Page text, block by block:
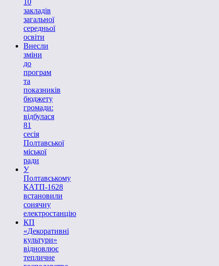
закладів
загальної
середньої
освіти
Внесли
зміни
до
програм
та
показників
бюджету
громади:
відбулася
81
сесія
Полтавської
міської
ради
У
Полтавському
КАТП-1628
встановили
сонячну
електростанцію
КП
«Декоративні
культури»
відновлює
тепличне